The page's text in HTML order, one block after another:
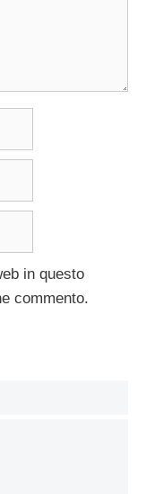
in questo
commento.